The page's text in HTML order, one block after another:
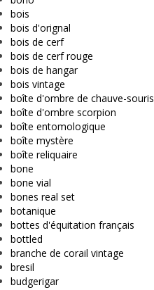
bois
bois d'orignal
bois de cerf
bois de cerf rouge
bois de hangar
bois vintage
boîte d'ombre de chauve-souris
boîte d'ombre scorpion
boîte entomologique
boîte mystère
boîte reliquaire
bone
bone vial
bones real set
botanique
bottes d'équitation français
bottled
branche de corail vintage
bresil
budgerigar